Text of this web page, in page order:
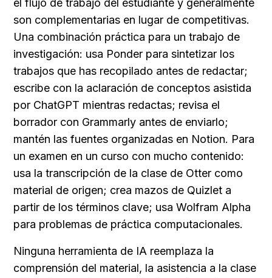
el flujo de trabajo del estudiante y generalmente
son complementarias en lugar de competitivas.
Una combinación práctica para un trabajo de
investigación: usa Ponder para sintetizar los
trabajos que has recopilado antes de redactar;
escribe con la aclaración de conceptos asistida
por ChatGPT mientras redactas; revisa el
borrador con Grammarly antes de enviarlo;
mantén las fuentes organizadas en Notion. Para
un examen en un curso con mucho contenido:
usa la transcripción de la clase de Otter como
material de origen; crea mazos de Quizlet a
partir de los términos clave; usa Wolfram Alpha
para problemas de práctica computacionales.
Ninguna herramienta de IA reemplaza la
comprensión del material, la asistencia a la clase